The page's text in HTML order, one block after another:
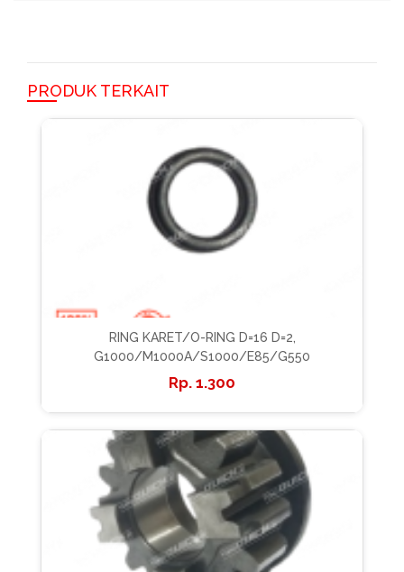
PRODUK TERKAIT
RING KARET/O-RING D=16 D=2,
G1000/M1000A/S1000/E85/G550
1.300